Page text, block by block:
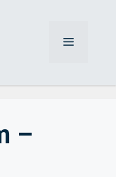
Menú
–